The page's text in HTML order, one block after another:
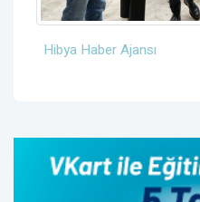
Hibya Haber Ajansı